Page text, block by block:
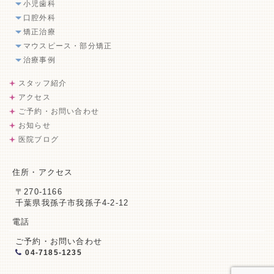
小児歯科
口腔外科
矯正治療
マウスピース・部分矯正
治療事例
スタッフ紹介
アクセス
ご予約・お問い合わせ
お知らせ
医院ブログ
住所・アクセス
〒270-1166
千葉県我孫子市我孫子4-2-12
電話
ご予約・お問い合わせ
04-7185-1235